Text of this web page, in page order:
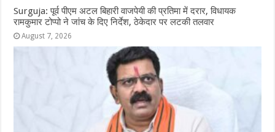
Surguja: पूर्व पीएम अटल बिहारी वाजपेयी की प्रतिमा में दरार, विधायक
रामकुमार टोप्पो ने जांच के दिए निर्देश, ठेकेदार पर लटकी तलवार
August 7, 2026